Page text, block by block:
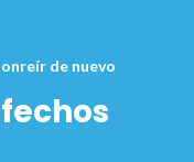
de nuevo